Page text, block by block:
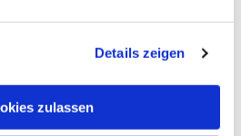
Details zeigen
zulassen
Sie auch